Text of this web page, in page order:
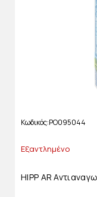
Κωδικός PO095044
Εξαντλημένο